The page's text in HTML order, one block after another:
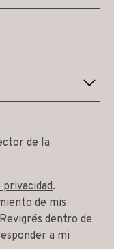
de la
.
de mis
dentro de
a mi